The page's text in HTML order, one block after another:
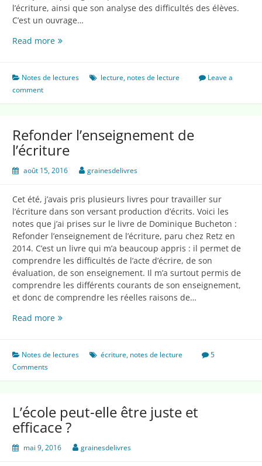
l’écriture, ainsi que son analyse des difficultés des élèves.
C’est un ouvrage…
Read morePratiques
enseigner
lecture
Notes de lectures lecture, notes de lecture
Leave a
comment
Refonder l’enseignement de
l’écriture
août 15, 2016 grainesdelivres
Cet été, j’avais pris plusieurs livres pour travailler sur
l’écriture dans son versant production d’écrits. Voici les
notes que j’ai prises sur le livre de Dominique Bucheton :
Refonder l’enseignement de l’écriture, paru chez Retz en
2014. C’est un livre qui m’a beaucoup appris : il permet de
comprendre les difficultés de l’acte d’écrire, de son
évaluation, de son enseignement. Il m’a surtout permis de
comprendre les différents courants de son enseignement,
et donc de comprendre les réelles raisons de…
Read moreRefonder
l’écriture
Notes de lectures écriture, notes de lecture
5
Comments
L’école peut-elle être juste et
efficace ?
mai 9, 2016 grainesdelivres